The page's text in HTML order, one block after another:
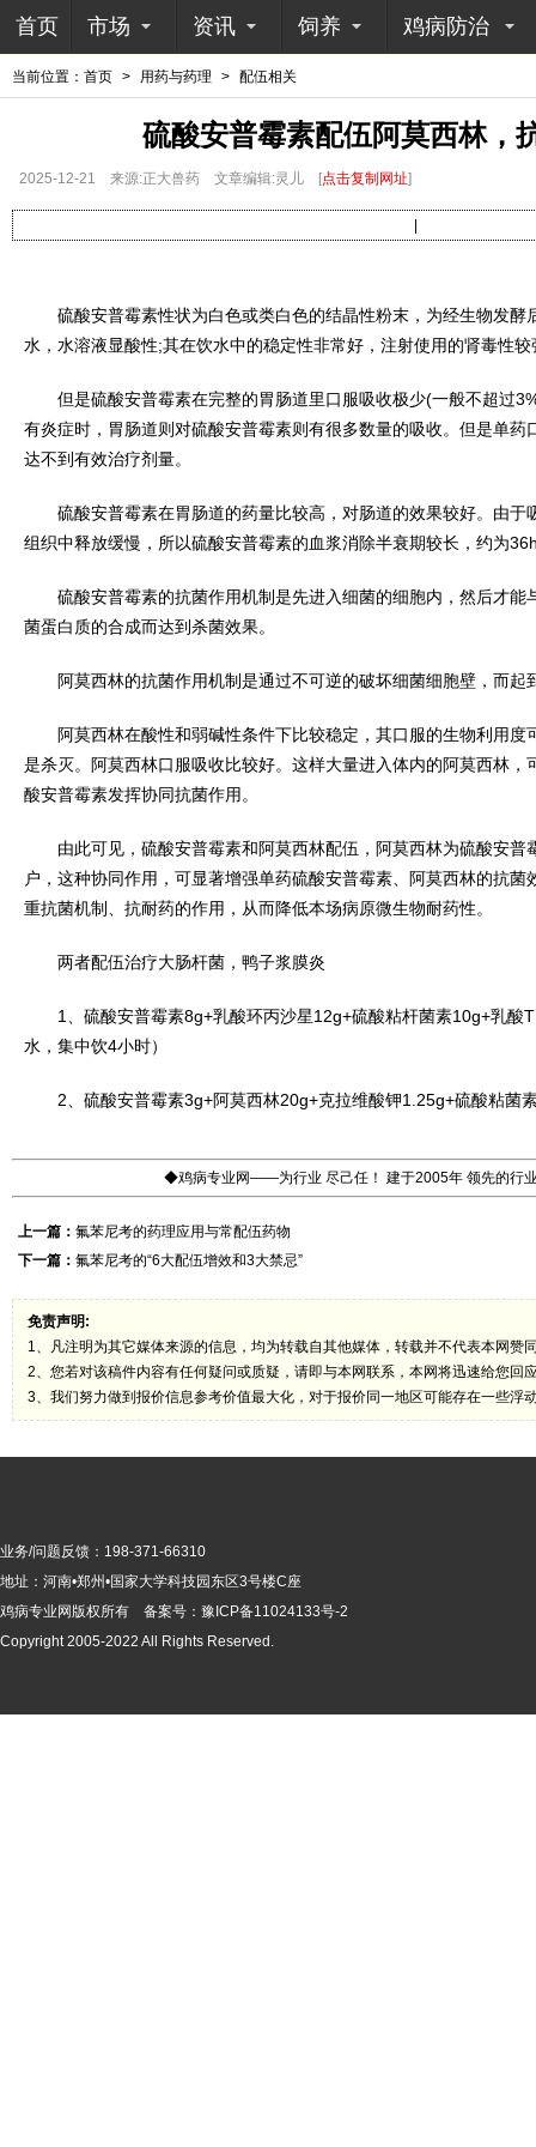
首页 市场 资讯 饲养 鸡病防治
当前位置： 首页 > 用药与药理 > 配伍相关
硫酸安普霉素配伍阿莫西林，
2025-12-21 来源:正大兽药 文章编辑:灵儿 [点击复制网址]
硫酸安普霉素性状为白色或类白色的结晶性粉末，为经生物发酵
水，水溶液显酸性;其在饮水中的稳定性非常好，注射使用的肾毒性较
但是硫酸安普霉素在完整的胃肠道里口服吸收极少(一般不超过
有炎症时，胃肠道则对硫酸安普霉素则有很多数量的吸收。但是单药
达不到有效治疗剂量。
硫酸安普霉素在胃肠道的药量比较高，对肠道的效果较好。由于
组织中释放缓慢，所以硫酸安普霉素的血浆消除半衰期较长，约为
硫酸安普霉素的抗菌作用机制是先进入细菌的细胞内，然后才能
菌蛋白质的合成而达到杀菌效果。
阿莫西林的抗菌作用机制是通过不可逆的破坏细菌细胞壁，而起
阿莫西林在酸性和弱碱性条件下比较稳定，其口服的生物利用度
是杀灭。阿莫西林口服吸收比较好。这样大量进入体内的阿莫西林，
酸安普霉素发挥协同抗菌作用。
由此可见，硫酸安普霉素和阿莫西林配伍，阿莫西林为硫酸安普
户，这种协同作用，可显著增强单药硫酸安普霉素、阿莫西林的抗
重抗菌机制、抗耐药的作用，从而降低本场病原微生物耐药性。
两者配伍治疗大肠杆菌，鸭子浆膜炎
1、硫酸安普霉素8g+乳酸环丙沙星12g+硫酸粘杆菌素10g+乳酸
水，集中饮4小时）
2、硫酸安普霉素3g+阿莫西林20g+克拉维酸钾1.25g+硫酸粘菌
◆鸡病专业网——为行业 尽己任！ 建于2005年 领先的行
上一篇： 氟苯尼考的药理应用与常配伍药物
下一篇： 氟苯尼考的“6大配伍增效和3大禁忌”
免责声明:
1、凡注明为其它媒体来源的信息，均为转载自其他媒体，转载并不代表本网赞
2、您若对该稿件内容有任何疑问或质疑，请即与本网联系，本网将迅速给您回
3、我们努力做到报价信息参考价值最大化，对于报价同一地区可能存在一些浮
业务/问题反馈：198-371-66310
地址：河南•郑州•国家大学科技园东区3号楼C座
鸡病专业网版权所有 备案号： 豫ICP备11024133号-2
Copyright 2005-2022 All Rights Reserved.